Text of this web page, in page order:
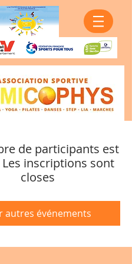
de participants est
inscriptions sont
closes
autres événements